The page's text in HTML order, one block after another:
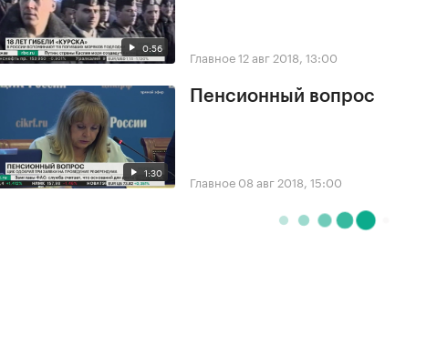
0:56 Главное12 авг 2018, 13:00
1:30
Пенсионный вопрос
Главное 08 авг 2018, 15:00